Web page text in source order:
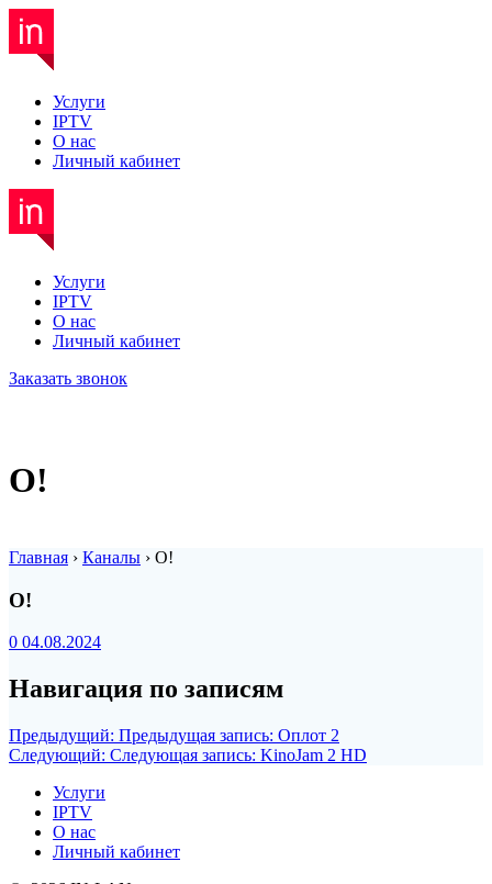
Услуги
IPTV
О нас
Личный кабинет
Услуги
IPTV
О нас
Личный кабинет
Заказать звонок
О!
Главная › Каналы › О!
О!
0 04.08.2024
Навигация по записям
Предыдущий: Предыдущая запись: Оплот 2
Следующий: Следующая запись: KinoJam 2 HD
Услуги
IPTV
О нас
Личный кабинет